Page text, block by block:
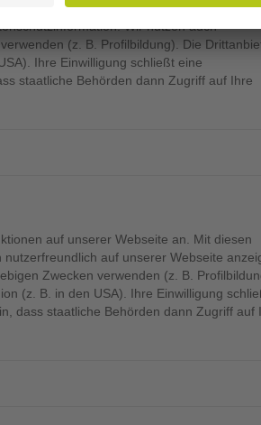
mit anderen
Wir nutzen auch
(z. B. Profilbildung). Die
Ihre Einwilligung schließt eine
staatliche Behörden dann Zugriff auf Ihre
auf unserer Webseite an. Mit diesen
auf unserer Webseite
Zwecken verwenden (z. B.
(z. B. in den USA). Ihre Einwilligung
dass staatliche Behörden dann Zugriff auf